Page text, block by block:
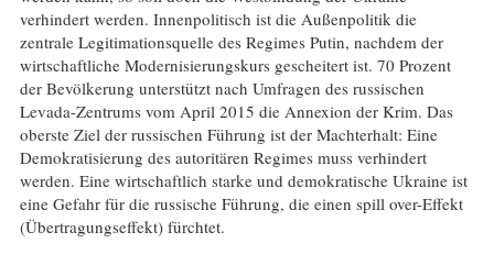
verhindert werden. Innenpolitisch ist die Außenpolitik die
zentrale Legitimationsquelle des Regimes Putin, nachdem der
wirtschaftliche Modernisierungskurs gescheitert ist. 70 Prozent
der Bevölkerung unterstützt nach Umfragen des russischen
Levada-Zentrums vom April 2015 die Annexion der Krim. Das
oberste Ziel der russischen Führung ist der Machterhalt: Eine
Demokratisierung des autoritären Regimes muss verhindert
werden. Eine wirtschaftlich starke und demokratische Ukraine ist
eine Gefahr für die russische Führung, die einen spill over-Effekt
(Übertragungseffekt) fürchtet.